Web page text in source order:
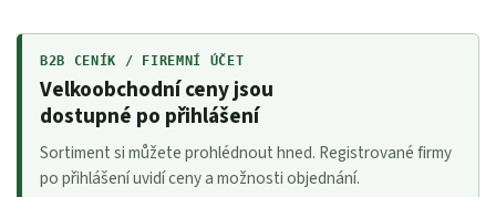
B2B CENÍK / FIREMNÍ ÚČET
Velkoobchodní ceny jsou
dostupné po přihlášení
Sortiment si můžete prohlédnout hned. Registrované firmy
po přihlášení uvidí ceny a možnosti objednání.